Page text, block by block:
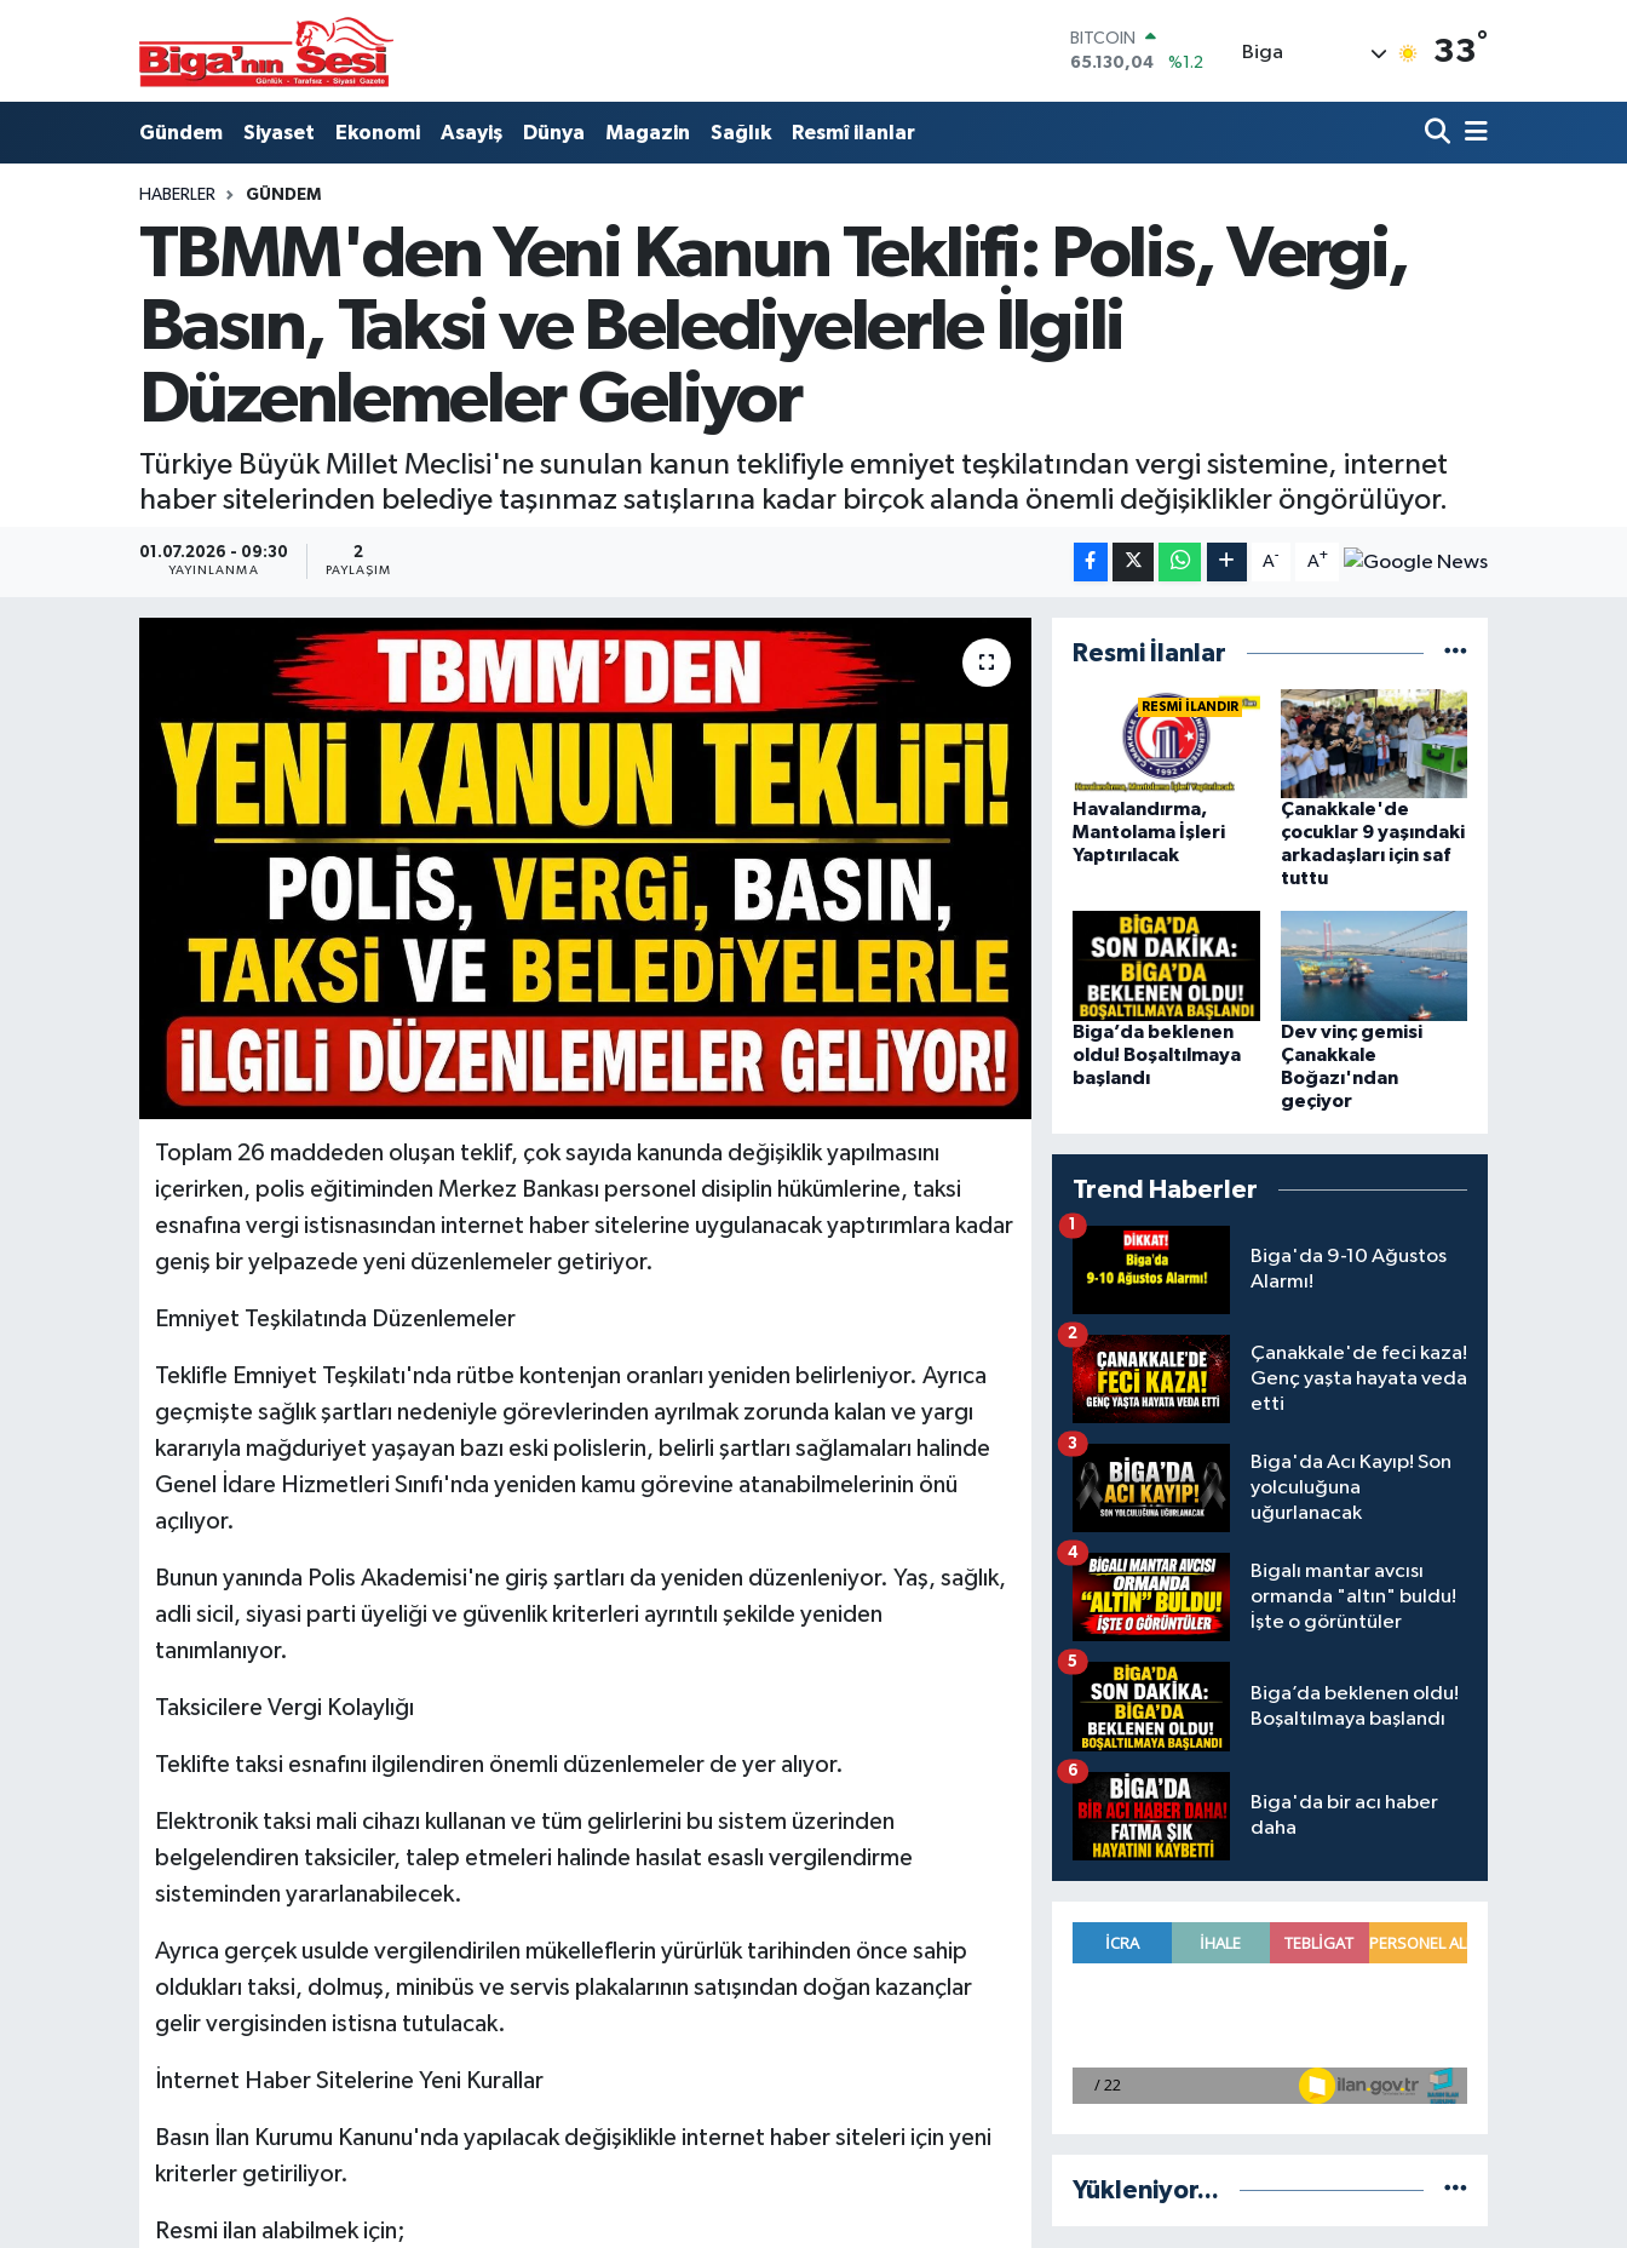
DOLAR
47,7106
%0.17
64,4046
%0.35
BİST100
13.773
%-19
BITCOIN
65.130,04
Biga 33°
Gündem Siyaset Ekonomi Asayiş Dünya Magazin Sağlık Resmî ilanlar
HABERLER GÜNDEM
TBMM'den Yeni Kanun Teklifi: Polis, Vergi,
Basın, Taksi ve Belediyelerle İlgili
Düzenlemeler Geliyor
Türkiye Büyük Millet Meclisi'ne sunulan kanun teklifiyle emniyet teşkilatından vergi sistemine, internet
haber sitelerinden belediye taşınmaz satışlarına kadar birçok alanda önemli değişiklikler öngörülüyor.
01.07.2026 - 09:30
YAYINLANMA
2
PAYLAŞIM
A- A+
Toplam 26 maddeden oluşan teklif, çok sayıda kanunda değişiklik yapılmasını
içerirken, polis eğitiminden Merkez Bankası personel disiplin hükümlerine, taksi
esnafına vergi istisnasından internet haber sitelerine uygulanacak yaptırımlara kadar
geniş bir yelpazede yeni düzenlemeler getiriyor.
Emniyet Teşkilatında Düzenlemeler
Teklifle Emniyet Teşkilatı'nda rütbe kontenjan oranları yeniden belirleniyor. Ayrıca
geçmişte sağlık şartları nedeniyle görevlerinden ayrılmak zorunda kalan ve yargı
kararıyla mağduriyet yaşayan bazı eski polislerin, belirli şartları sağlamaları halinde
Genel İdare Hizmetleri Sınıfı'nda yeniden kamu görevine atanabilmelerinin önü
açılıyor.
Bunun yanında Polis Akademisi'ne giriş şartları da yeniden düzenleniyor. Yaş, sağlık,
adli sicil, siyasi parti üyeliği ve güvenlik kriterleri ayrıntılı şekilde yeniden
tanımlanıyor.
Taksicilere Vergi Kolaylığı
Teklifte taksi esnafını ilgilendiren önemli düzenlemeler de yer alıyor.
Elektronik taksi mali cihazı kullanan ve tüm gelirlerini bu sistem üzerinden
belgelendiren taksiciler, talep etmeleri halinde hasılat esaslı vergilendirme
sisteminden yararlanabilecek.
Ayrıca gerçek usulde vergilendirilen mükelleflerin yürürlük tarihinden önce sahip
oldukları taksi, dolmuş, minibüs ve servis plakalarının satışından doğan kazançlar
gelir vergisinden istisna tutulacak.
İnternet Haber Sitelerine Yeni Kurallar
Basın İlan Kurumu Kanunu'nda yapılacak değişiklikle internet haber siteleri için yeni
kriterler getiriliyor.
Resmi ilan alabilmek için;
Resmi İlanlar
RESMİ İLANDIR
Havalandırma,
Mantolama İşleri
Yaptırılacak
Çanakkale'de
çocuklar 9 yaşındaki
arkadaşları için saf
tuttu
Biga’da beklenen
oldu! Boşaltılmaya
başlandı
Dev vinç gemisi
Çanakkale
Boğazı'ndan
geçiyor
Trend Haberler
Biga'da 9-10 Ağustos
Alarmı!
1
Çanakkale'de feci kaza!
Genç yaşta hayata veda
etti
2
Biga'da Acı Kayıp! Son
yolculuğuna
uğurlanacak
3
Bigalı mantar avcısı
ormanda "altın" buldu!
İşte o görüntüler
4
Biga’da beklenen oldu!
Boşaltılmaya başlandı
5
Biga'da bir acı haber
daha
6
Yükleniyor...
Ekonomi
Kültür Sanat
Resmî ilanlar
Tarım ve Ekonomi
Çanakkale Hava Durumu
Tüm Manşetler
Son Dakika Haberleri
Haber Arşivi